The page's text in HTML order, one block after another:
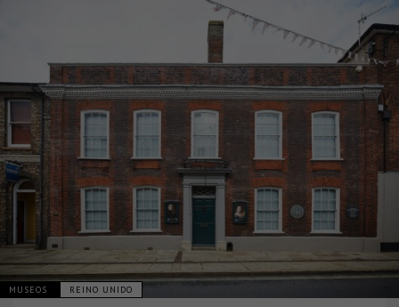
MUSEOS REINO UNIDO